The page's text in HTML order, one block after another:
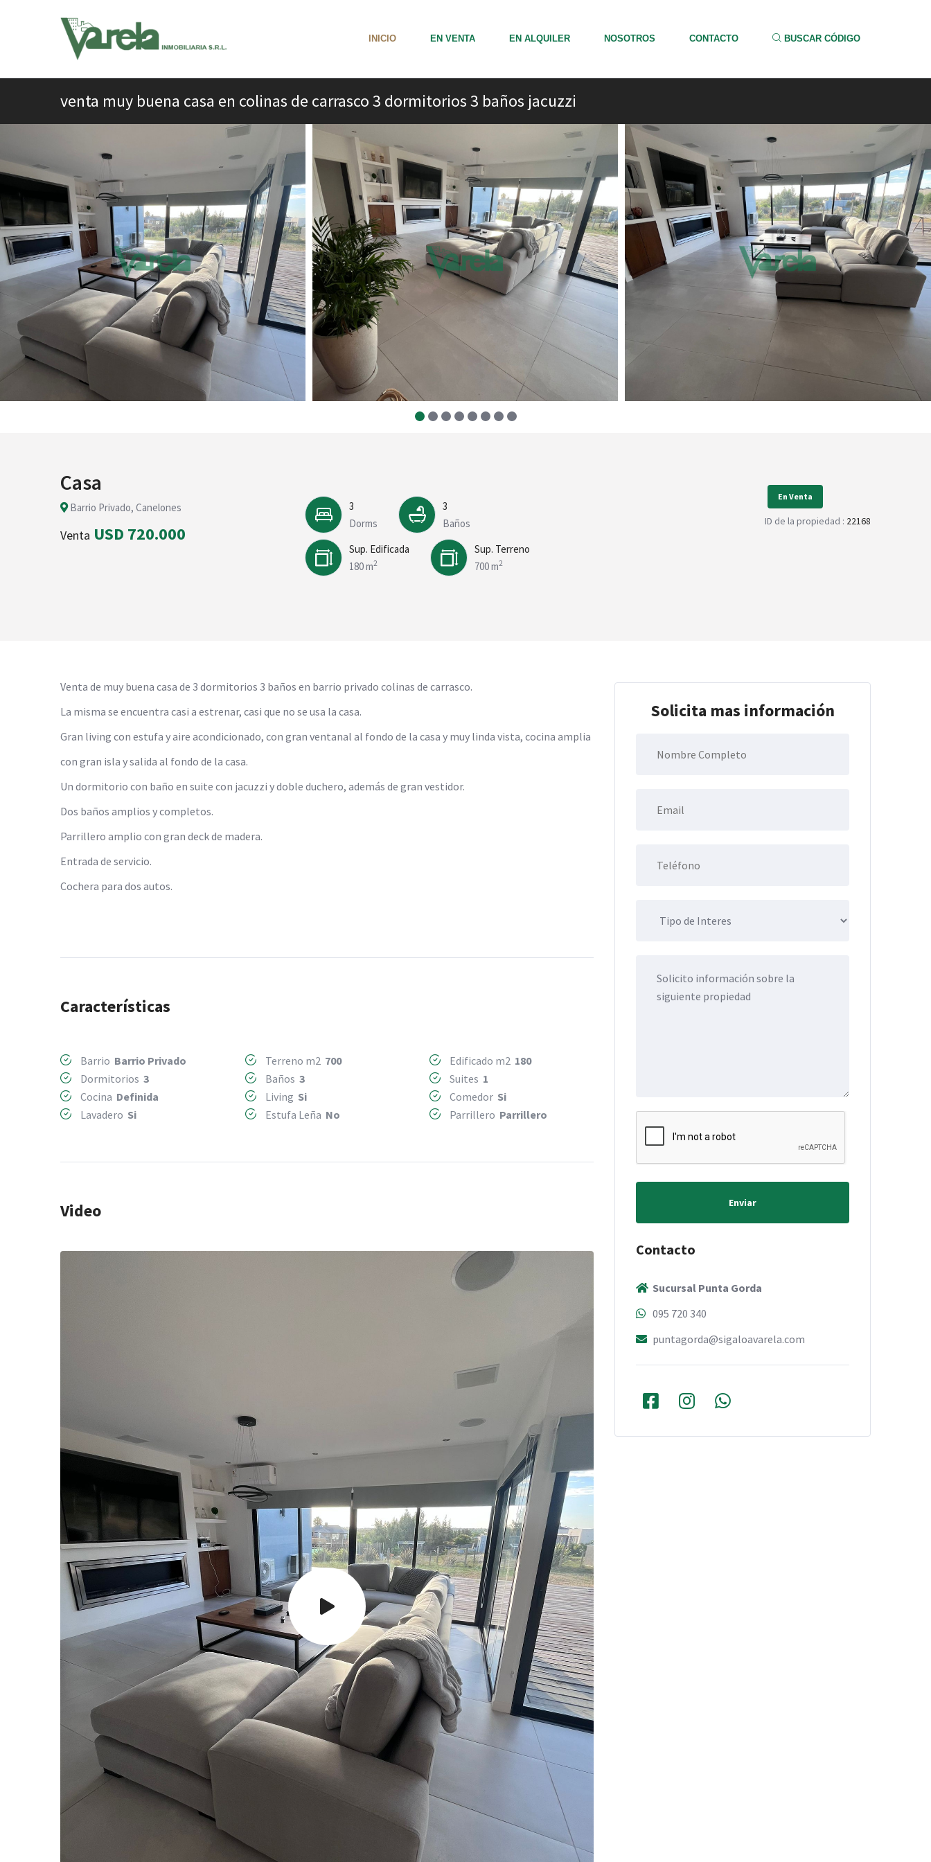
INICIO EN VENTA EN ALQUILER NOSOTROS CONTACTO BUSCAR CÓDIGO
venta muy buena casa en colinas de carrasco 3 dormitorios 3 baños jacuzzi
Casa
Barrio Privado, Canelones
Venta USD 720.000
3
Dorms
3
Baños
Sup. Edificada
180 m2
Sup. Terreno
700 m2
En Venta
ID de la propiedad : 22168
Venta de muy buena casa de 3 dormitorios 3 baños en barrio privado colinas de carrasco.
La misma se encuentra casi a estrenar, casi que no se usa la casa.
Gran living con estufa y aire acondicionado, con gran ventanal al fondo de la casa y muy linda vista, cocina amplia
con gran isla y salida al fondo de la casa.
Un dormitorio con baño en suite con jacuzzi y doble duchero, además de gran vestidor.
Dos baños amplios y completos.
Parrillero amplio con gran deck de madera.
Entrada de servicio.
Cochera para dos autos.
Características
Barrio Barrio Privado Terreno m2 700 Edificado m2 180
Dormitorios 3 Baños 3 Suites 1
Cocina Definida Living Si Comedor Si
Lavadero Si Estufa Leña No Parrillero Parrillero
Video
Solicita mas información
Enviar
Contacto
Sucursal Punta Gorda
095 720 340
puntagorda@sigaloavarela.com